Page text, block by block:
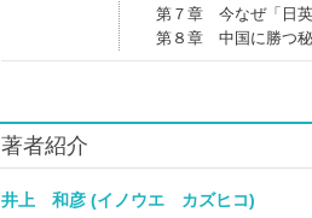
第７章 今なぜ「日
第８章 中国に勝つ
著者紹介
井上 和彦 (イノウエ カズヒコ)